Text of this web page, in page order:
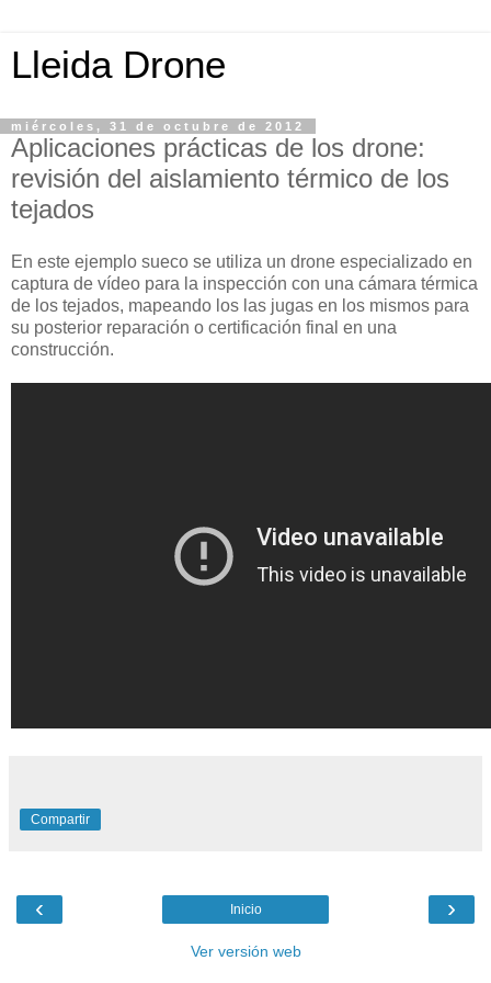
Lleida Drone
miércoles, 31 de octubre de 2012
Aplicaciones prácticas de los drone:
revisión del aislamiento térmico de los
tejados
En este ejemplo sueco se utiliza un drone especializado en
captura de vídeo para la inspección con una cámara térmica
de los tejados, mapeando los las jugas en los mismos para
su posterior reparación o certificación final en una
construcción.
Compartir
‹ ›
Inicio
Ver versión web